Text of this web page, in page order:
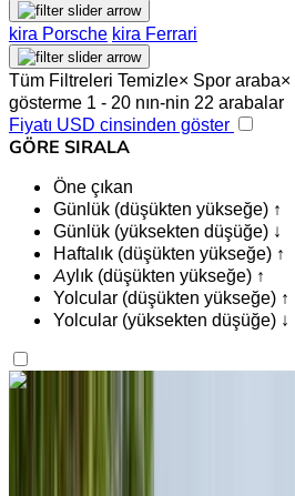
kira Porsche kira Ferrari
Tüm Filtreleri Temizle× Spor araba×
gösterme 1 - 20 nın-nin 22 arabalar
Fiyatı USD cinsinden göster
GÖRE SIRALA
Öne çıkan
Günlük (düşükten yükseğe) ↑
Günlük (yüksekten düşüğe) ↓
Haftalık (düşükten yükseğe) ↑
Aylık (düşükten yükseğe) ↑
Yolcular (düşükten yükseğe) ↑
Yolcular (yüksekten düşüğe) ↓
İlgini çekti mi?